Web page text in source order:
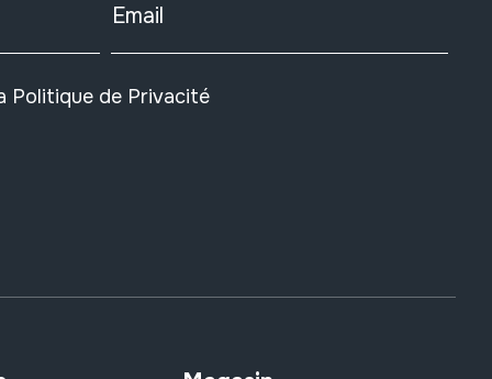
Email
Politique de Privacité